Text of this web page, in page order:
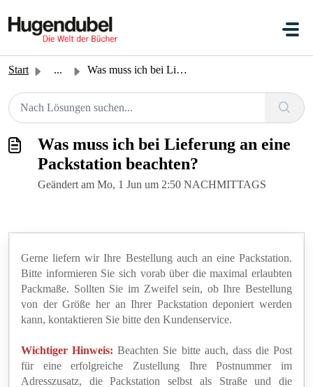
Start ... Was muss ich bei Lieferung an eine Packstation beachten?
Was muss ich bei Lieferung an eine
Packstation beachten?
Geändert am Mo, 1 Jun um 2:50 NACHMITTAGS
Gerne liefern wir Ihre Bestellung auch an eine Packstation.
Bitte informieren Sie sich vorab über die maximal erlaubten
Packmaße. Sollten Sie im Zweifel sein, ob Ihre Bestellung
von der Größe her an Ihrer Packstation deponiert werden
kann, kontaktieren Sie bitte den Kundenservice.
Wichtiger Hinweis: Beachten Sie bitte auch, dass die Post
für eine erfolgreiche Zustellung Ihre Postnummer im
Adresszusatz, die Packstation selbst als Straße und die